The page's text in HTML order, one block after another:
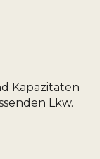
Kapazitäten
Lkw.